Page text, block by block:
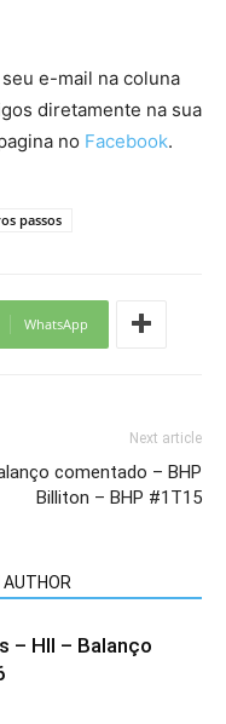
e-mail na coluna
diretamente na sua
no Facebook.
passos
WhatsApp
Next article
comentado – BHP
Billiton – BHP #1T15
AUTHOR
– HII – Balanço